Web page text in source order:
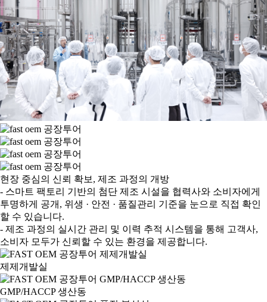
현장 중심의 신뢰 확보, 제조 과정의 개방
- 스마트 팩토리 기반의 첨단 제조 시설을 협력사와 소비자에게
투명하게 공개, 위생 · 안전 · 품질관리 기준을 눈으로 직접 확인
할 수 있습니다.
- 제조 과정의 실시간 관리 및 이력 추적 시스템을 통해 고객사,
소비자 모두가 신뢰할 수 있는 환경을 제공합니다.
제제개발실
GMP/HACCP 생산동